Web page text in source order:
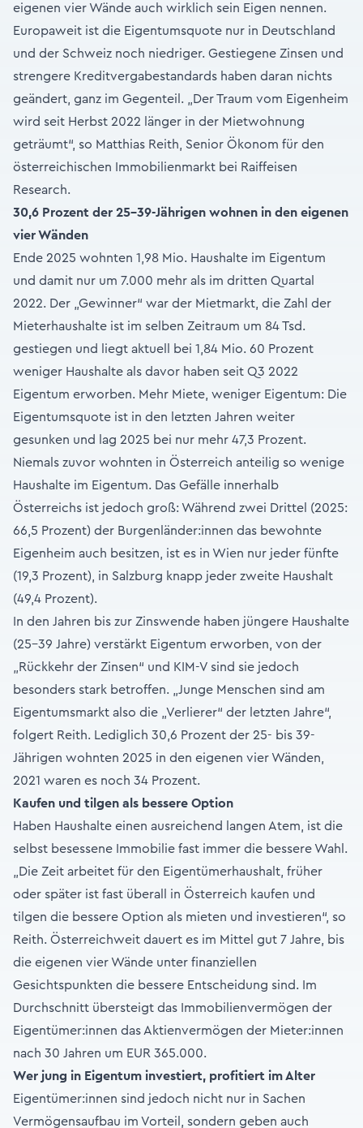
eigenen vier Wände auch wirklich sein Eigen nennen.
Europaweit ist die Eigentumsquote nur in Deutschland
und der Schweiz noch niedriger. Gestiegene Zinsen und
strengere Kreditvergabestandards haben daran nichts
geändert, ganz im Gegenteil. „Der Traum vom Eigenheim
wird seit Herbst 2022 länger in der Mietwohnung
geträumt“, so Matthias Reith, Senior Ökonom für den
österreichischen Immobilienmarkt bei Raiffeisen
Research.
30,6 Prozent der 25-39-Jährigen wohnen in den eigenen
vier Wänden
Ende 2025 wohnten 1,98 Mio. Haushalte im Eigentum
und damit nur um 7.000 mehr als im dritten Quartal
2022. Der „Gewinner“ war der Mietmarkt, die Zahl der
Mieterhaushalte ist im selben Zeitraum um 84 Tsd.
gestiegen und liegt aktuell bei 1,84 Mio. 60 Prozent
weniger Haushalte als davor haben seit Q3 2022
Eigentum erworben. Mehr Miete, weniger Eigentum: Die
Eigentumsquote ist in den letzten Jahren weiter
gesunken und lag 2025 bei nur mehr 47,3 Prozent.
Niemals zuvor wohnten in Österreich anteilig so wenige
Haushalte im Eigentum. Das Gefälle innerhalb
Österreichs ist jedoch groß: Während zwei Drittel (2025:
66,5 Prozent) der Burgenländer:innen das bewohnte
Eigenheim auch besitzen, ist es in Wien nur jeder fünfte
(19,3 Prozent), in Salzburg knapp jeder zweite Haushalt
(49,4 Prozent).
In den Jahren bis zur Zinswende haben jüngere Haushalte
(25-39 Jahre) verstärkt Eigentum erworben, von der
„Rückkehr der Zinsen“ und KIM-V sind sie jedoch
besonders stark betroffen. „Junge Menschen sind am
Eigentumsmarkt also die „Verlierer“ der letzten Jahre“,
folgert Reith. Lediglich 30,6 Prozent der 25- bis 39-
Jährigen wohnten 2025 in den eigenen vier Wänden,
2021 waren es noch 34 Prozent.
Kaufen und tilgen als bessere Option
Haben Haushalte einen ausreichend langen Atem, ist die
selbst besessene Immobilie fast immer die bessere Wahl.
„Die Zeit arbeitet für den Eigentümerhaushalt, früher
oder später ist fast überall in Österreich kaufen und
tilgen die bessere Option als mieten und investieren“, so
Reith. Österreichweit dauert es im Mittel gut 7 Jahre, bis
die eigenen vier Wände unter finanziellen
Gesichtspunkten die bessere Entscheidung sind. Im
Durchschnitt übersteigt das Immobilienvermögen der
Eigentümer:innen das Aktienvermögen der Mieter:innen
nach 30 Jahren um EUR 365.000.
Wer jung in Eigentum investiert, profitiert im Alter
Eigentümer:innen sind jedoch nicht nur in Sachen
Vermögensaufbau im Vorteil, sondern geben auch